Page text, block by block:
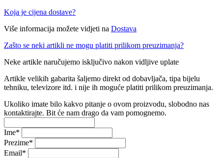
Koja je cijena dostave?
Više informacija možete vidjeti na Dostava
Zašto se neki artikli ne mogu platiti prilikom preuzimanja?
Neke artikle naručujemo isključivo nakon vidljive uplate
Artikle velikih gabarita šaljemo direkt od dobavljača, tipa bijelu
tehniku, televizore itd. i nije ih moguće platiti prilikom preuzimanja.
Ukoliko imate bilo kakvo pitanje o ovom proizvodu, slobodno nas
kontaktirajte. Bit će nam drago da vam pomognemo.
Ime*
Prezime*
Email*